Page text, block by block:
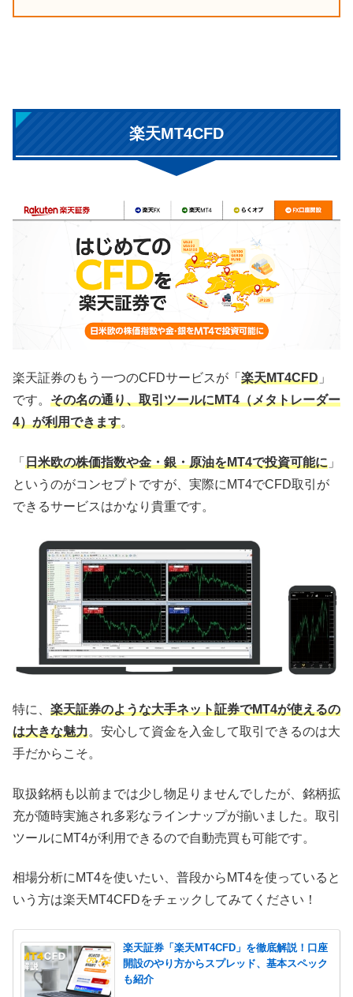
楽天MT4CFD
楽天証券のもう一つのCFDサービスが「 楽天MT4CFD 」
です。 その名の通り、取引ツールにMT4（メタトレーダー
4）が利用できます。
「 日米欧の株価指数や金・銀・原油をMT4で投資可能に 」
というのがコンセプトですが、実際にMT4でCFD取引が
できるサービスはかなり貴重です。
特に、 楽天証券のような大手ネット証券でMT4が使えるの
は大きな魅力。安心して資金を入金して取引できるのは大
手だからこそ。
取扱銘柄も以前までは少し物足りませんでしたが、銘柄拡
充が随時実施され多彩なラインナップが揃いました。取引
ツールにMT4が利用できるので自動売買も可能です。
相場分析にMT4を使いたい、普段からMT4を使っていると
いう方は楽天MT4CFDをチェックしてみてください！
楽天証券「楽天MT4CFD」を徹底解説！口座
開設のやり方からスプレッド、基本スペック
も紹介